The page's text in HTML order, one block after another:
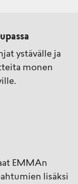
ystävälle ja
monen
EMMAn
lisäksi